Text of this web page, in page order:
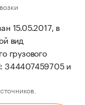
15.05.2017, в
вид
грузового
344407459705 и